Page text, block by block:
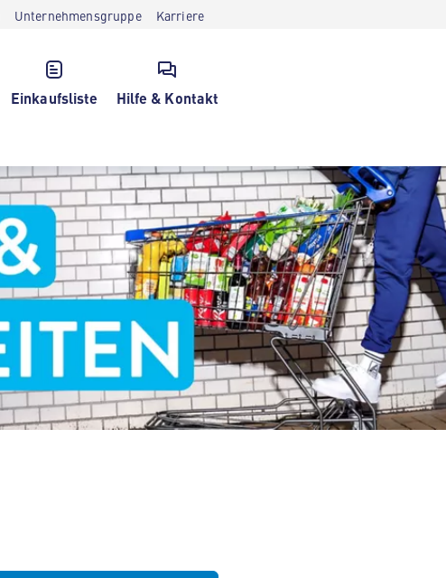
Unternehmensgruppe Karriere
Einkaufsliste Hilfe & Kontakt